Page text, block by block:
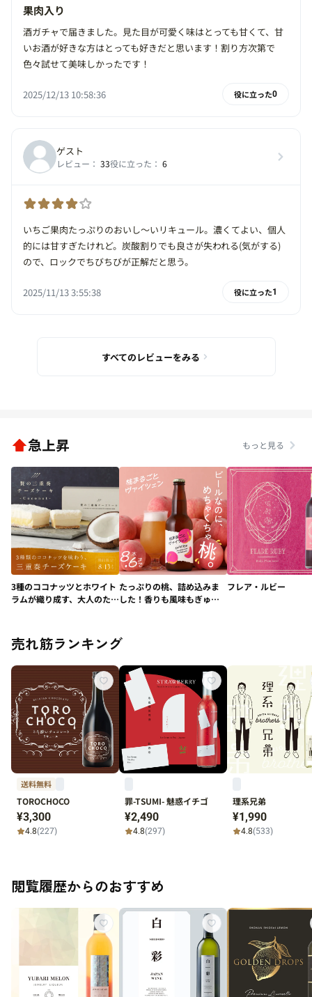
果肉入り
酒ガチャで届きました。見た目が可愛く味はとっても甘くて、甘
いお酒が好きな方はとっても好きだと思います！割り方次第で
色々試せて美味しかったです！
2025/12/13 10:58:36 役に立った0
ゲスト
レビュー： 33役に立った： 6
いちご果肉たっぷりのおいし〜いリキュール。濃くてよい、個人
的には甘すぎたけれど。炭酸割りでも良さが失われる(気がする)
ので、ロックでちびちびが正解だと思う。
2025/11/13 3:55:38 役に立った1
すべてのレビューをみる
急上昇 もっと見る
3種のココナッツとホワイト
ラムが織り成す、大人のため
Coconut-」
たっぷりの桃、詰め込みま
した！香りも風味もぎゅぎ
フレア・ルビー
売れ筋ランキング
送料無料
TOROCHOCO
¥3,300
4.8(227)
罪-TSUMI- 魅惑イチゴ
¥2,490
4.8(297)
理系兄弟
¥1,990
4.8(533)
閲覧履歴からのおすすめ